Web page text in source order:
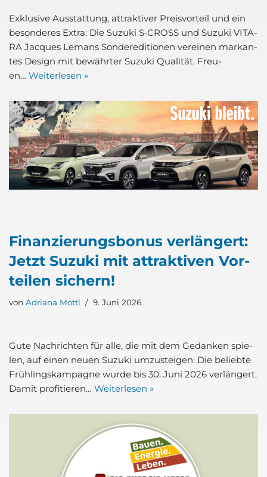
Exklu­si­ve Aus­stat­tung, attrak­ti­ver Preis­vor­teil und ein
beson­de­res Extra: Die Suzu­ki S‑CROSS und Suzu­ki VITA­
RA Jac­ques Lem­ans Son­der­edi­tio­nen ver­ei­nen mar­kan­
tes Design mit bewähr­ter Suzu­ki Qua­li­tät. Freu­
en… Wei­ter­le­sen »
Finan­zie­rungs­bo­nus ver­län­gert:
Jetzt Suzu­ki mit attrak­ti­ven Vor­
tei­len sichern!
von Adriana Mottl 9. Juni 2026
Gute Nach­rich­ten für alle, die mit dem Gedan­ken spie­
len, auf einen neu­en Suzu­ki umzu­stei­gen: Die belieb­te
Früh­lings­kam­pa­gne wur­de bis 30. Juni 2026 ver­län­gert.
Damit pro­fi­tie­ren… Wei­ter­le­sen »